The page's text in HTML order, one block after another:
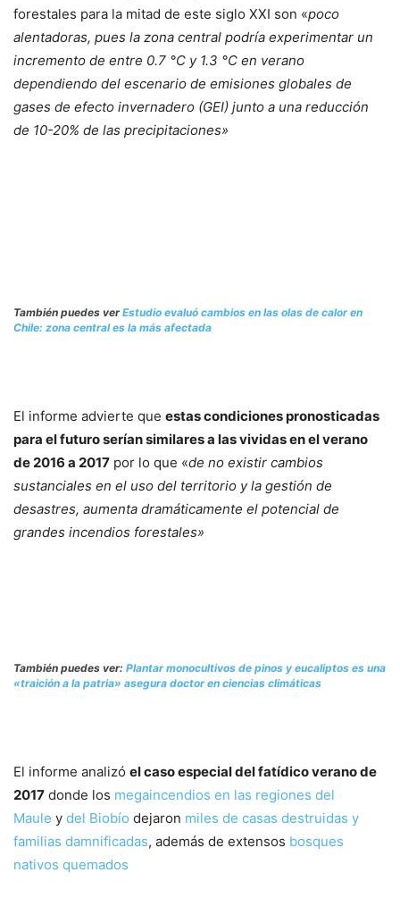
forestales para la mitad de este siglo XXI son «poco
alentadoras, pues la zona central podría experimentar un
incremento de entre 0.7 °C y 1.3 °C en verano
dependiendo del escenario de emisiones globales de
gases de efecto invernadero (GEI) junto a una reducción
de 10-20% de las precipitaciones»
También puedes ver Estudio evaluó cambios en las olas de calor en
Chile: zona central es la más afectada
El informe advierte que estas condiciones pronosticadas
para el futuro serían similares a las vividas en el verano
de 2016 a 2017 por lo que «de no existir cambios
sustanciales en el uso del territorio y la gestión de
desastres, aumenta dramáticamente el potencial de
grandes incendios forestales»
También puedes ver: Plantar monocultivos de pinos y eucaliptos es una
«traición a la patria» asegura doctor en ciencias climáticas
El informe analizó el caso especial del fatídico verano de
2017 donde los megaincendios en las regiones del
Maule y del Biobío dejaron miles de casas destruidas y
familias damnificadas, además de extensos bosques
nativos quemados